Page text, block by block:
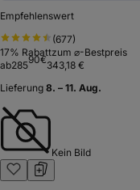
Empfehlenswert
(677)
17% Rabattzum ⌀-Bestpreis
ab28590€343,18 €
Lieferung 8. – 11. Aug.
Kein Bild